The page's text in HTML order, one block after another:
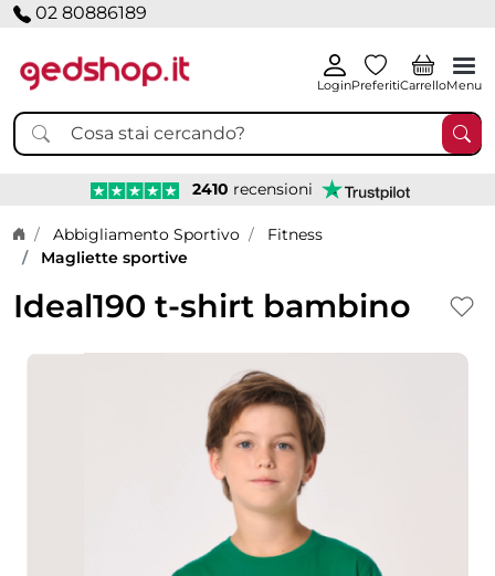
02 80886189
LoginPreferitiCarrelloMenu
2410 recensioni
Home page
Abbigliamento Sportivo
Fitness
Magliette sportive
Ideal190 t-shirt bambino